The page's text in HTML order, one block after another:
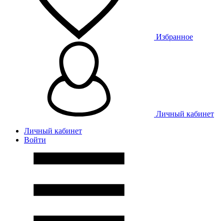
Избранное
Личный кабинет
Личный кабинет
Войти